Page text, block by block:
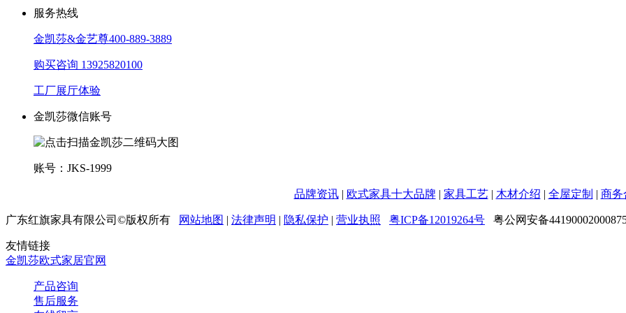
服务热线
金凯莎&金艺尊400-889-3889
购买咨询 13925820100
工厂展厅体验
金凯莎微信账号
账号：JKS-1999
品牌资讯 | 欧式家具十大品牌 | 家具工艺 | 木材介绍 | 全屋定制 | 商务
广东红旗家具有限公司©版权所有 网站地图 | 法律声明 | 隐私保护 | 营业执照 粤ICP备12019264号 粤公网安备
友情链接
金凯莎欧式家居官网
产品咨询
售后服务